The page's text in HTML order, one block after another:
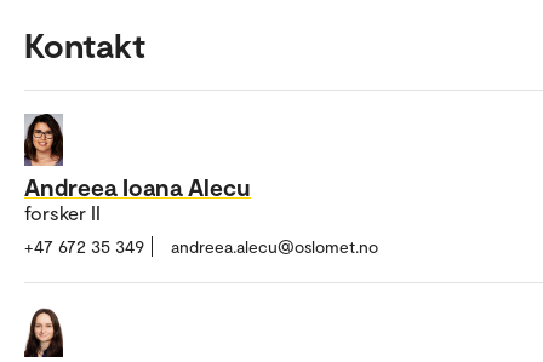
Kontakt
Andreea Ioana Alecu
forsker II
+47 672 35 349 andreea.alecu@oslomet.no